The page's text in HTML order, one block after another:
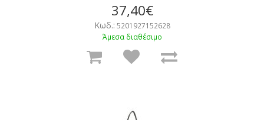
37,40€
Κωδ.: 5201927152628
Άμεσα διαθέσιμο